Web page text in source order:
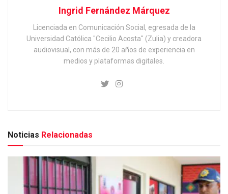
Ingrid Fernández Márquez
Licenciada en Comunicación Social, egresada de la
Universidad Católica "Cecilio Acosta" (Zulia) y creadora
audiovisual, con más de 20 años de experiencia en
medios y plataformas digitales.
Noticias Relacionadas